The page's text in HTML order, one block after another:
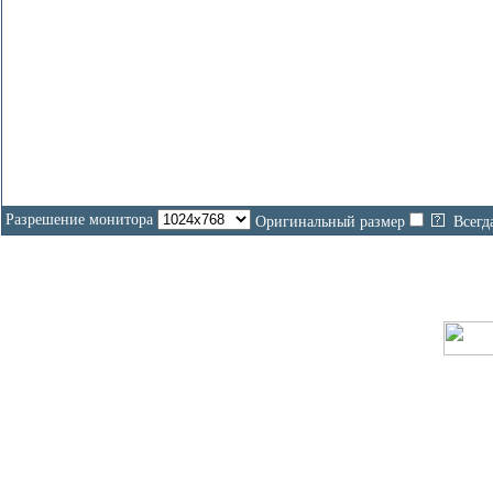
Разрешение монитора Оригинальный размер